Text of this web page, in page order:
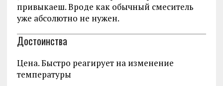
привыкаеш. Вроде как обычный смеситель
уже абсолютно не нужен.
Достоинства
Цена. Быстро реагирует на изменение
температуры